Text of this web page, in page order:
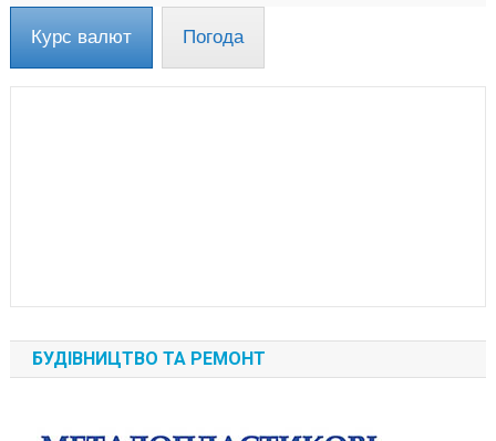
Курс валют Погода
БУДІВНИЦТВО ТА РЕМОНТ